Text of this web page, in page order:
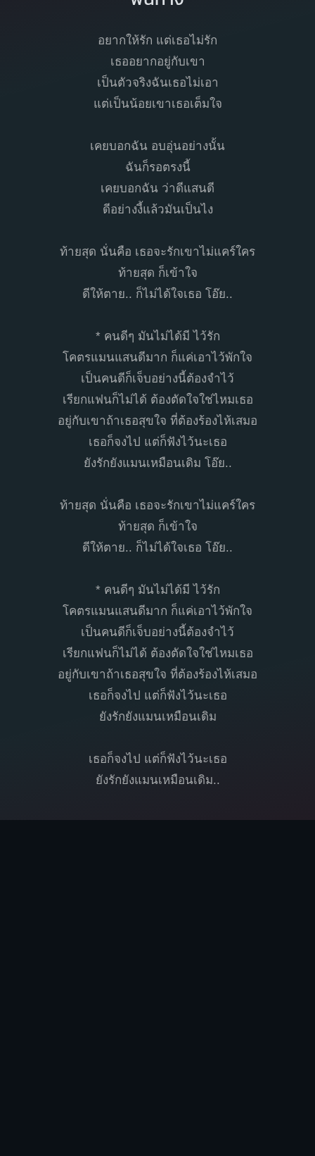
อยากให้รัก แต่เธอไม่รัก
เธออยากอยู่กับเขา
เป็นตัวจริงฉันเธอไม่เอา
แต่เป็นน้อยเขาเธอเต็มใจ
เคยบอกฉัน อบอุ่นอย่างนั้น
ฉันก็รอตรงนี้
เคยบอกฉัน ว่าดีแสนดี
ดีอย่างงี้แล้วมันเป็นไง
ท้ายสุด นั่นคือ เธอจะรักเขาไม่แคร์ใคร
ท้ายสุด ก็เข้าใจ
ดีให้ตาย.. ก็ไม่ได้ใจเธอ โอ๊ย..
* คนดีๆ มันไม่ได้มี ไว้รัก
โคตรแมนแสนดีมาก ก็แค่เอาไว้พักใจ
เป็นคนดีก็เจ็บอย่างนี้ต้องจำไว้
เรียกแฟนก็ไม่ได้ ต้องตัดใจใช่ไหมเธอ
อยู่กับเขาถ้าเธอสุขใจ ที่ต้องร้องไห้เสมอ
เธอก็จงไป แต่ก็ฟังไว้นะเธอ
ยังรักยังแมนเหมือนเดิม โอ๊ย..
ท้ายสุด นั่นคือ เธอจะรักเขาไม่แคร์ใคร
ท้ายสุด ก็เข้าใจ
ดีให้ตาย.. ก็ไม่ได้ใจเธอ โอ๊ย..
* คนดีๆ มันไม่ได้มี ไว้รัก
โคตรแมนแสนดีมาก ก็แค่เอาไว้พักใจ
เป็นคนดีก็เจ็บอย่างนี้ต้องจำไว้
เรียกแฟนก็ไม่ได้ ต้องตัดใจใช่ไหมเธอ
อยู่กับเขาถ้าเธอสุขใจ ที่ต้องร้องไห้เสมอ
เธอก็จงไป แต่ก็ฟังไว้นะเธอ
ยังรักยังแมนเหมือนเดิม
เธอก็จงไป แต่ก็ฟังไว้นะเธอ
ยังรักยังแมนเหมือนเดิม..